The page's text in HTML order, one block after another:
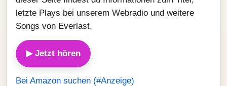
letzte Plays bei unserem Webradio und weitere
Songs von Everlast.
▶ Jetzt hören
Bei Amazon suchen (#Anzeige)